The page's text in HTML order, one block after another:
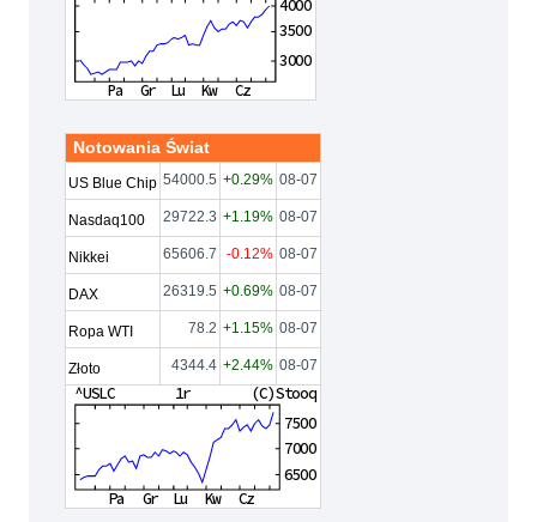
Notowania Świat
US Blue Chip 54000.5 +0.29% 08-07
Nasdaq100 29722.3 +1.19% 08-07
Nikkei 65606.7 -0.12% 08-07
DAX 26319.5 +0.69% 08-07
Ropa WTI 78.2 +1.15% 08-07
Złoto 4344.4 +2.44% 08-07